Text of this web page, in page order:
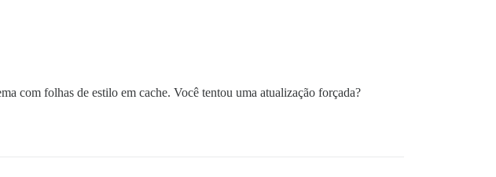
com folhas de estilo em cache. Você tentou uma atualização forçada?